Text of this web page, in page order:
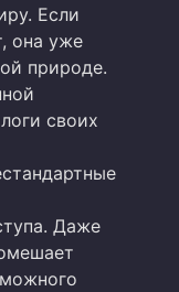
Если
она уже
природе.
своих
Даже